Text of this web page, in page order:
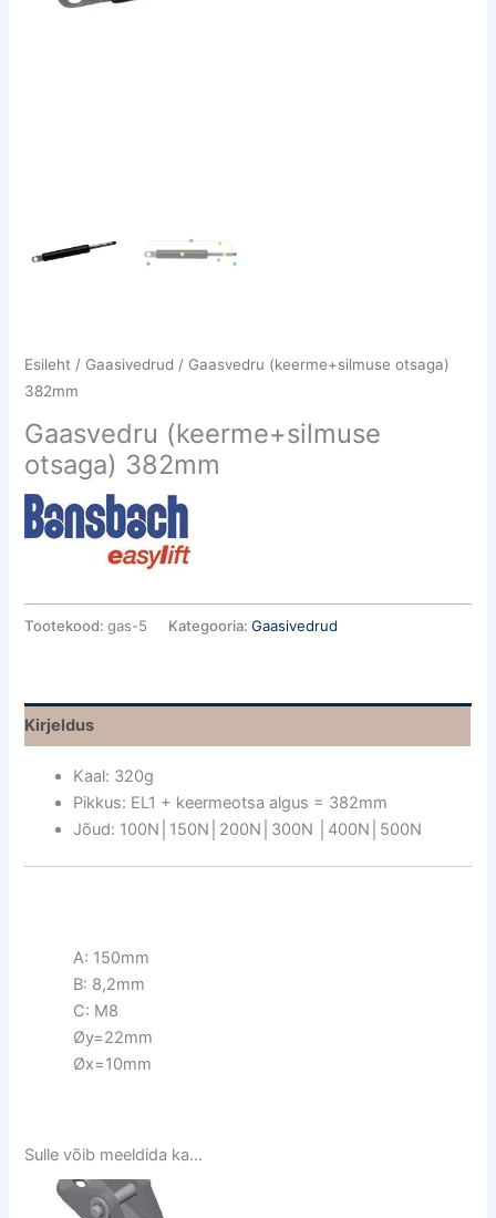
Esileht / Gaasivedrud / Gaasvedru (keerme+silmuse otsaga)
382mm
Gaasvedru (keerme+silmuse
otsaga) 382mm
Tootekood:gas-5 Kategooria:Gaasivedrud
Kirjeldus
Kaal: 320g
Pikkus: EL1 + keermeotsa algus = 382mm
Jõud: 100N│150N│200N│300N │400N│500N
A: 150mm
B: 8,2mm
C: M8
Øy=22mm
Øx=10mm
Sulle võib meeldida ka…